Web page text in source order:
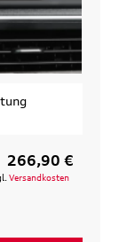
266,90 €
Versandkosten